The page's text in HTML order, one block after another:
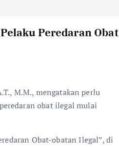
Peredaran Obat
M.M., mengatakan perlu
obat ilegal mulai
Obat-obatan Ilegal”, di